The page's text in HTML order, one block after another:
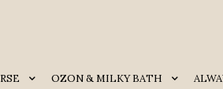
OZON & MILKY BATH